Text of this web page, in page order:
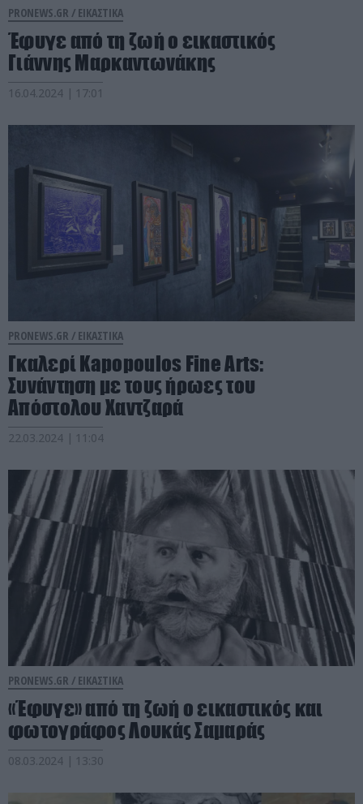
PRONEWS.GR / ΕΙΚΑΣΤΙΚΑ
Έφυγε από τη ζωή ο εικαστικός
Γιάννης Μαρκαντωνάκης
16.04.2024 | 17:01
PRONEWS.GR / ΕΙΚΑΣΤΙΚΑ
Γκαλερί Kapopoulos Fine Arts:
Συνάντηση με τους ήρωες του
Απόστολου Χαντζαρά
22.03.2024 | 11:04
PRONEWS.GR / ΕΙΚΑΣΤΙΚΑ
«Έφυγε» από τη ζωή ο εικαστικός και
φωτογράφος Λουκάς Σαμαράς
08.03.2024 | 13:30